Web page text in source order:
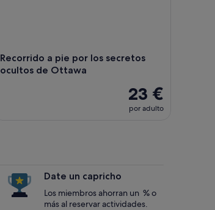
Recorrido a pie por los secretos
ocultos de Ottawa
23 €
por adulto
Date un capricho
Los miembros ahorran un % o
más al reservar actividades.